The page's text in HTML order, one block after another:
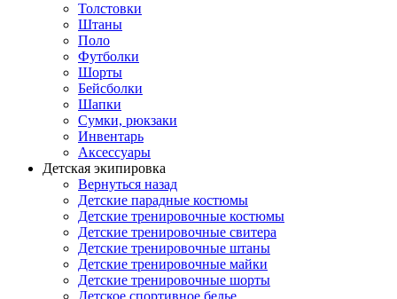
Толстовки
Штаны
Поло
Футболки
Шорты
Бейсболки
Шапки
Сумки, рюкзаки
Инвентарь
Аксессуары
Детская экипировка
Вернуться назад
Детские парадные костюмы
Детские тренировочные костюмы
Детские тренировочные свитера
Детские тренировочные штаны
Детские тренировочные майки
Детские тренировочные шорты
Детское спортивное белье